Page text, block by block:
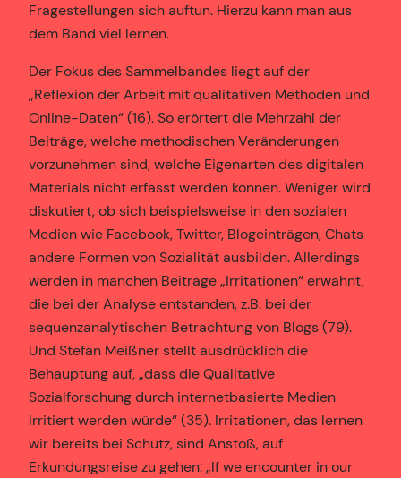
Fragestellungen sich auftun. Hierzu kann man aus
dem Band viel lernen.
Der Fokus des Sammelbandes liegt auf der
„Reflexion der Arbeit mit qualitativen Methoden und
Online-Daten“ (16). So erörtert die Mehrzahl der
Beiträge, welche methodischen Veränderungen
vorzunehmen sind, welche Eigenarten des digitalen
Materials nicht erfasst werden können. Weniger wird
diskutiert, ob sich beispielsweise in den sozialen
Medien wie Facebook, Twitter, Blogeinträgen, Chats
andere Formen von Sozialität ausbilden. Allerdings
werden in manchen Beiträge „Irritationen“ erwähnt,
die bei der Analyse entstanden, z.B. bei der
sequenzanalytischen Betrachtung von Blogs (79).
Und Stefan Meißner stellt ausdrücklich die
Behauptung auf, „dass die Qualitative
Sozialforschung durch internetbasierte Medien
irritiert werden würde“ (35). Irritationen, das lernen
wir bereits bei Schütz, sind Anstoß, auf
Erkundungsreise zu gehen: „If we encounter in our